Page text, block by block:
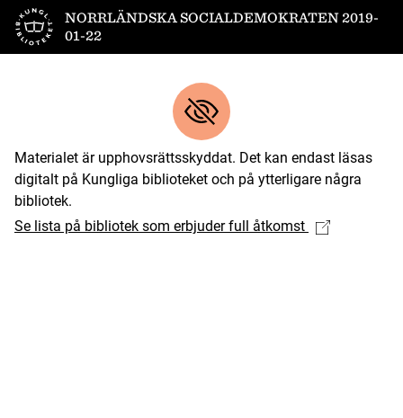
Till startsidanNORRLÄNDSKA SOCIALDEMOKRATEN 2019-
01-22
Materialet är upphovsrättsskyddat. Det kan endast läsas
digitalt på Kungliga biblioteket och på ytterligare några
bibliotek.
Se lista på bibliotek som erbjuder full åtkomst